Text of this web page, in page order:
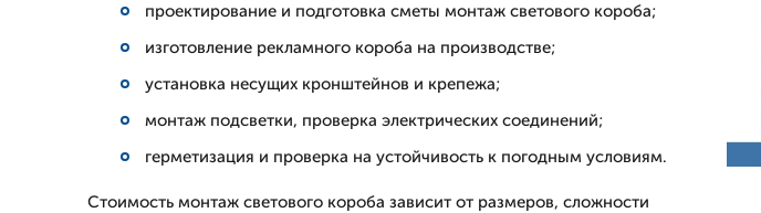
проектирование и подготовка сметы монтаж светового короба;
изготовление рекламного короба на производстве;
установка несущих кронштейнов и крепежа;
монтаж подсветки, проверка электрических соединений;
герметизация и проверка на устойчивость к погодным условиям.
Стоимость монтаж светового короба зависит от размеров, сложности